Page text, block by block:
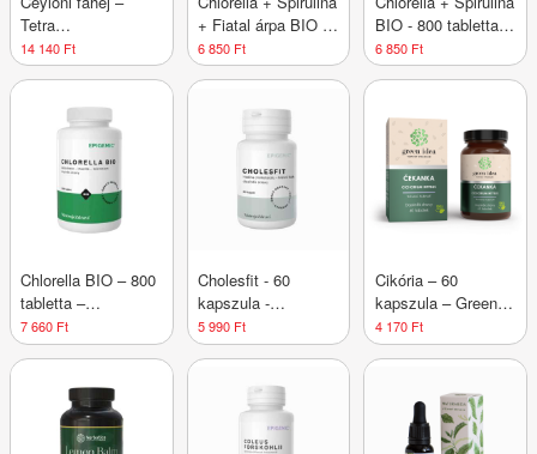
Tetra
gyógynövénykivonat
– 15 ml –
14 140 Ft
+ Fiatal árpa BIO -
800 tabletta -
Epigemic®
6 850 Ft
BIO - 800 tabletta -
Epigemic®
6 850 Ft
Chlorella BIO – 800
tabletta –
Epigemic®
7 660 Ft
Cholesfit - 60
kapszula -
Epigemic®
5 990 Ft
Cikória – 60
kapszula – Green
idea
4 170 Ft